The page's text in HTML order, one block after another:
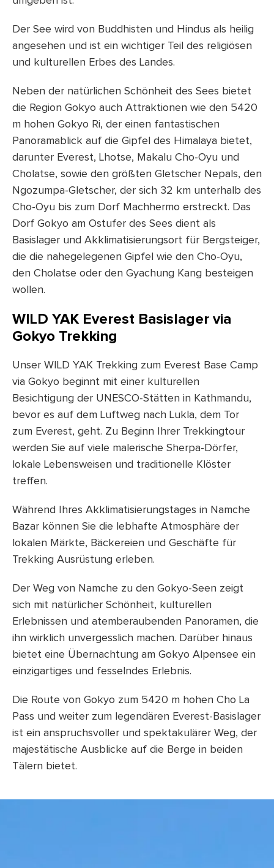
Der See wird von Buddhisten und Hindus als heilig
angesehen und ist ein wichtiger Teil des religiösen
und kulturellen Erbes des Landes.
Neben der natürlichen Schönheit des Sees bietet
die Region Gokyo auch Attraktionen wie den 5420
m hohen Gokyo Ri, der einen fantastischen
Panoramablick auf die Gipfel des Himalaya bietet,
darunter Everest, Lhotse, Makalu Cho-Oyu und
Cholatse, sowie den größten Gletscher Nepals, den
Ngozumpa-Gletscher, der sich 32 km unterhalb des
Cho-Oyu bis zum Dorf Machhermo erstreckt. Das
Dorf Gokyo am Ostufer des Sees dient als
Basislager und Akklimatisierungsort für Bergsteiger,
die die nahegelegenen Gipfel wie den Cho-Oyu,
den Cholatse oder den Gyachung Kang besteigen
wollen.
WILD YAK Everest Basislager via
Gokyo Trekking
Unser WILD YAK Trekking zum Everest Base Camp
via Gokyo beginnt mit einer kulturellen
Besichtigung der UNESCO-Stätten in Kathmandu,
bevor es auf dem Luftweg nach Lukla, dem Tor
zum Everest, geht. Zu Beginn Ihrer Trekkingtour
werden Sie auf viele malerische Sherpa-Dörfer,
lokale Lebensweisen und traditionelle Klöster
treffen.
Während Ihres Akklimatisierungstages in Namche
Bazar können Sie die lebhafte Atmosphäre der
lokalen Märkte, Bäckereien und Geschäfte für
Trekking Ausrüstung erleben.
Der Weg von Namche zu den Gokyo-Seen zeigt
sich mit natürlicher Schönheit, kulturellen
Erlebnissen und atemberaubenden Panoramen, die
ihn wirklich unvergesslich machen. Darüber hinaus
bietet eine Übernachtung am Gokyo Alpensee ein
einzigartiges und fesselndes Erlebnis.
Die Route von Gokyo zum 5420 m hohen Cho La
Pass und weiter zum legendären Everest-Basislager
ist ein anspruchsvoller und spektakulärer Weg, der
majestätische Ausblicke auf die Berge in beiden
Tälern bietet.